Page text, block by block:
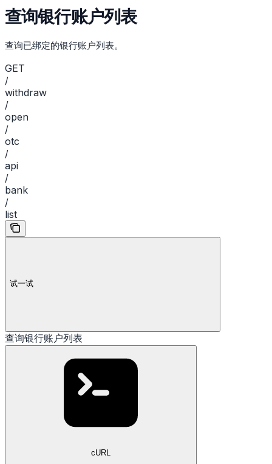
查询银行账户列表
查询已绑定的银行账户列表。
GET
/
withdraw
/
open
/
otc
/
api
/
bank
/
list
试一试
查询银行账户列表
cURL